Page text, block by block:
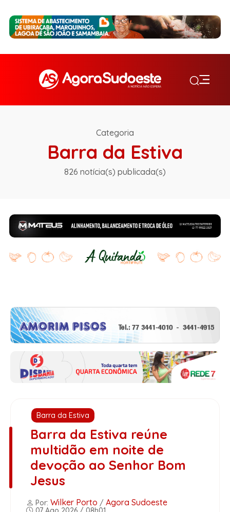
Categoria
Barra da Estiva
826 notícia(s) publicada(s)
Barra da Estiva
Barra da Estiva reúne
multidão em noite de
devoção ao Senhor Bom
Jesus
Por: Wilker Porto / Agora Sudoeste